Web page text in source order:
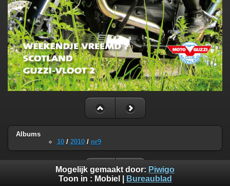
Albums
10 / 2010 / nr9
Mogelijk gemaakt door: Piwigo
Toon in : Mobiel Bureaublad